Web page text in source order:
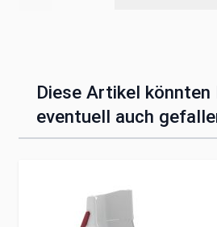
Diese Artikel könnten
eventuell auch